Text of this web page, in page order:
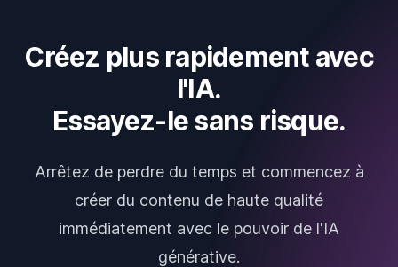
Créez plus rapidement avec
l'IA.
Essayez-le sans risque.
Arrêtez de perdre du temps et commencez à
créer du contenu de haute qualité
immédiatement avec le pouvoir de l'IA
générative.